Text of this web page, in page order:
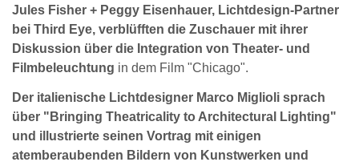
Jules Fisher + Peggy Eisenhauer, Lichtdesign-Partner
bei Third Eye, verblüfften die Zuschauer mit ihrer
Diskussion über die Integration von Theater- und
Filmbeleuchtung in dem Film "Chicago".
Der italienische Lichtdesigner Marco Miglioli sprach
über "Bringing Theatricality to Architectural Lighting"
und illustrierte seinen Vortrag mit einigen
atemberaubenden Bildern von Kunstwerken und